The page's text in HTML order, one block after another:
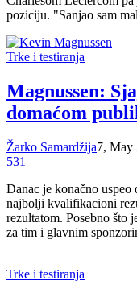
poziciju. "Sanjao sam
Trke i testiranja
Magnussen:
domaćom
Žarko Samardžija7, May
531
Danac je konačno
najbolji kvalifikacioni
rezultatom. Posebno što
za tim i glavnim
Trke i testiranja